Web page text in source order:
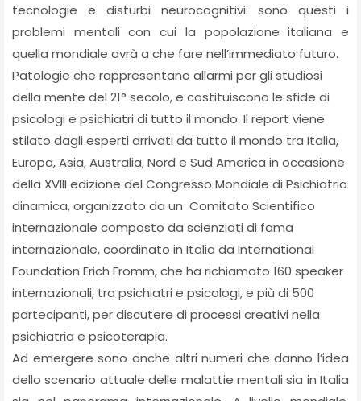
tecnologie e disturbi neurocognitivi: sono questi i
problemi mentali con cui la popolazione italiana e
quella mondiale avrà a che fare nell’immediato futuro.
Patologie che rappresentano allarmi per gli studiosi
della mente del 21° secolo, e costituiscono le sfide di
psicologi e psichiatri di tutto il mondo. Il report viene
stilato dagli esperti arrivati da tutto il mondo tra Italia,
Europa, Asia, Australia, Nord e Sud America in occasione
della XVIII edizione del Congresso Mondiale di Psichiatria
dinamica, organizzato da un Comitato Scientifico
internazionale composto da scienziati di fama
internazionale, coordinato in Italia da International
Foundation Erich Fromm, che ha richiamato 160 speaker
internazionali, tra psichiatri e psicologi, e più di 500
partecipanti, per discutere di processi creativi nella
psichiatria e psicoterapia.
Ad emergere sono anche altri numeri che danno l’idea
dello scenario attuale delle malattie mentali sia in Italia